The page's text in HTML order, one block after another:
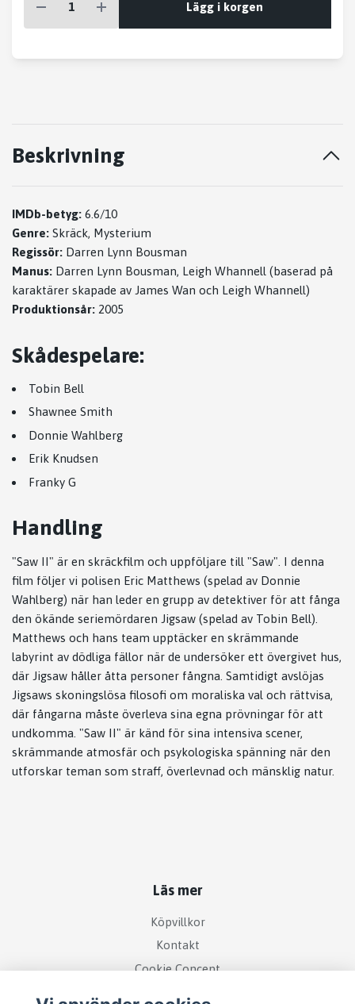
Lägg i korgen
Beskrivning
IMDb-betyg: 6.6/10
Genre: Skräck, Mysterium
Regissör: Darren Lynn Bousman
Manus: Darren Lynn Bousman, Leigh Whannell (baserad på
karaktärer skapade av James Wan och Leigh Whannell)
Produktionsår: 2005
Skådespelare:
Tobin Bell
Shawnee Smith
Donnie Wahlberg
Erik Knudsen
Franky G
Handling
"Saw II" är en skräckfilm och uppföljare till "Saw". I denna
film följer vi polisen Eric Matthews (spelad av Donnie
Wahlberg) när han leder en grupp av detektiver för att fånga
den ökände seriemördaren Jigsaw (spelad av Tobin Bell).
Matthews och hans team upptäcker en skrämmande
labyrint av dödliga fällor när de undersöker ett övergivet hus,
där Jigsaw håller åtta personer fångna. Samtidigt avslöjas
Jigsaws skoningslösa filosofi om moraliska val och rättvisa,
där fångarna måste överleva sina egna prövningar för att
undkomma. "Saw II" är känd för sina intensiva scener,
skrämmande atmosfär och psykologiska spänning när den
utforskar teman som straff, överlevnad och mänsklig natur.
Läs mer
Köpvillkor
Kontakt
Cookie Concent